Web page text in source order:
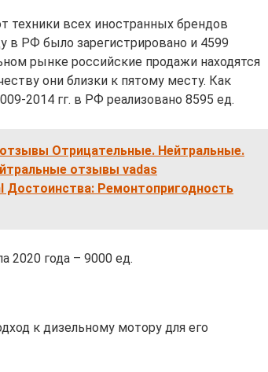
техники всех иностранных брендов
в РФ было зарегистрировано и 4599
рынке российские продажи находятся
они близки к пятому месту. Как
2014 гг. в РФ реализовано 8595 ед.
Отрицательные. Нейтральные.
отзывы vadas
Ремонтопригодность
2020 года – 9000 ед.
к дизельному мотору для его